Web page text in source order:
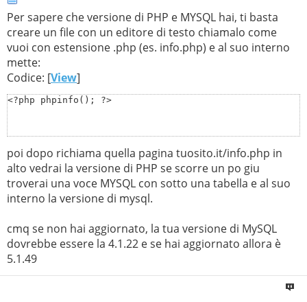
Per sapere che versione di PHP e MYSQL hai, ti basta
creare un file con un editore di testo chiamalo come
vuoi con estensione .php (es. info.php) e al suo interno
mette:
Codice: [View]
<?php phpinfo(); ?>
poi dopo richiama quella pagina tuosito.it/info.php in
alto vedrai la versione di PHP se scorre un po giu
troverai una voce MYSQL con sotto una tabella e al suo
interno la versione di mysql.
cmq se non hai aggiornato, la tua versione di MySQL
dovrebbe essere la 4.1.22 e se hai aggiornato allora è
5.1.49